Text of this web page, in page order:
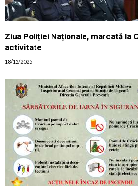
Ziua Poliției Naționale, marcată la
activitate
18/12/2025